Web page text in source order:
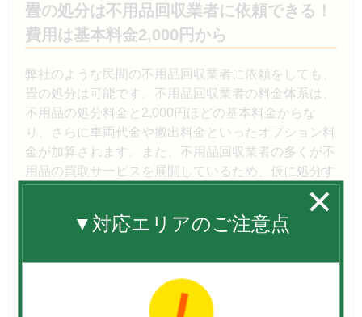
▼対応エリアのご注意点
畳の処分は不用品回収業者に依頼できる！
費用は基本料金2,000円から
弊社のような民間の不用品回収業者に依頼をしても、
畳の処分は可能です。不用品回収業者の料金体系は、
不用品の処分料金と2,000円ほどの基本料金からな
り、さらに車両代金や搬出料金といったオプション料
金が加算されます。また、不用品回収業者の多くが不
用品の買取サービスを展開しているため、仮に処分す
る畳が新しく状態がよいのであれば、買取をしてもら
えるかもしれません。買取代金は料金から差し引くこ
とができます。利用料金や各種サービス内容は業者に